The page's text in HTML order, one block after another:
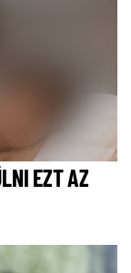
EZT AZ